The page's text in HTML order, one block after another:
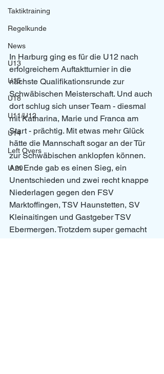
Taktiktraining
Regelkunde
News
U13
U15
U18
U11/U12
U14
Left Overs
U 20
In Harburg ging es für die U12 nach
erfolgreichem Auftaktturnier in die
nächste Qualifikationsrunde zur
Schwäbischen Meisterschaft. Und auch
dort schlug sich unser Team - diesmal
mit Katharina, Marie und Franca am
Start - prächtig. Mit etwas mehr Glück
hätte die Mannschaft sogar an der Tür
zur Schwäbischen anklopfen können.
Am Ende gab es einen Sieg, ein
Unentschieden und zwei recht knappe
Niederlagen gegen den FSV
Marktoffingen, TSV Haunstetten, SV
Kleinaitingen und Gastgeber TSV
Ebermergen. Trotzdem super gemacht